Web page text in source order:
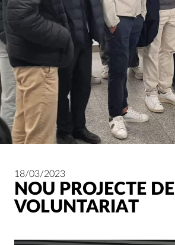
18/03/2023
NOU PROJECTE DE
VOLUNTARIAT